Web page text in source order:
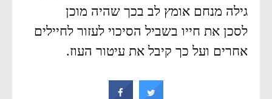
גילה מנחם אומץ לב בכך שהיה מוכן
לסכן את חייו בשביל הסיכוי לעזור לחיילים
אחרים ועל כך קיבל את עיטור העוז.